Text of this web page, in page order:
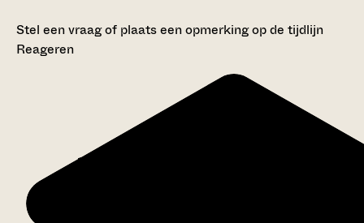
Stel een vraag of plaats een opmerking op de tijdlijn
Reageren